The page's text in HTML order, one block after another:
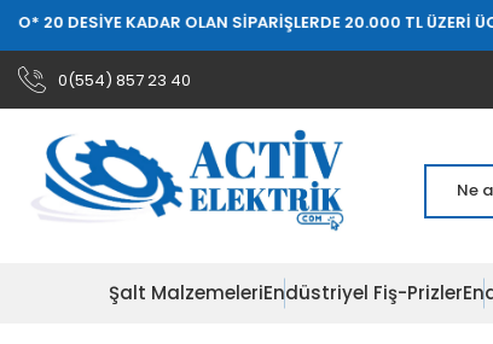
* 20 DESİYE KADAR OLAN SİPARİŞLERDE 20.000 TL ÜZERİ
0(554) 857 23 40
Şalt MalzemeleriEndüstriyel Fiş-Prizler